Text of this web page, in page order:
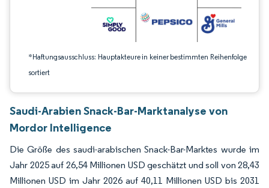
*Haftungsausschluss: Hauptakteure in keiner bestimmten Reihenfolge
sortiert
Saudi-Arabien Snack-Bar-Marktanalyse von
Mordor Intelligence
Die Größe des saudi-arabischen Snack-Bar-Marktes wurde im
Jahr 2025 auf 26,54 Millionen USD geschätzt und soll von 28,43
Millionen USD im Jahr 2026 auf 40,11 Millionen USD bis 2031